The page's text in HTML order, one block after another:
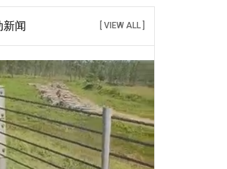
新闻 [ VIEW ALL ]